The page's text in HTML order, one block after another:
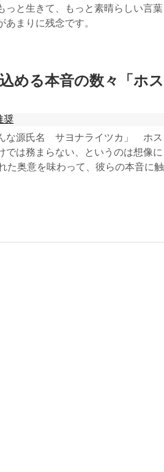
っと生きて、もっと素晴らしい言葉
まりに残念です。
める本音の数々「ホス
奨
源氏名 サヨナライツカ」 ホス
では務まらない、というのは想像に
た奥意を味わって、彼らの本音に触